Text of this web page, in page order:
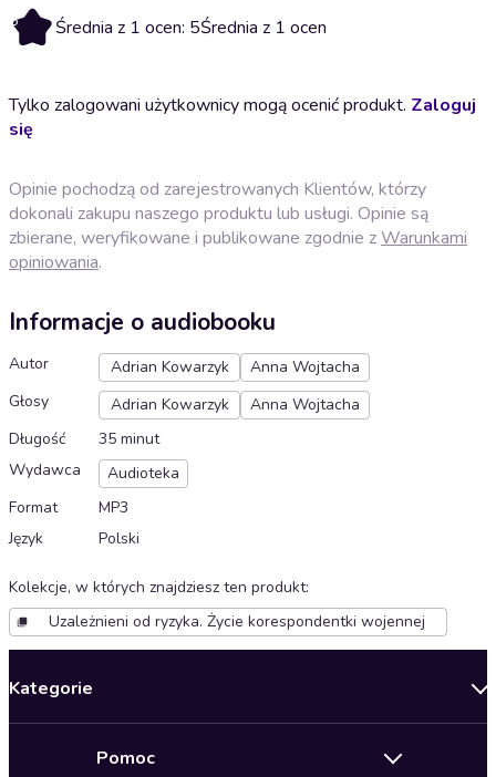
5 Średnia z 1 ocen: 5Średnia z 1 ocen
Tylko zalogowani użytkownicy mogą ocenić produkt. Zaloguj
się
Opinie pochodzą od zarejestrowanych Klientów, którzy
dokonali zakupu naszego produktu lub usługi. Opinie są
zbierane, weryfikowane i publikowane zgodnie zWarunkami
opiniowania.
Informacje o audiobooku
Autor Adrian Kowarzyk
Anna Wojtacha
Głosy
Adrian Kowarzyk
Anna Wojtacha
Długość
35 minut
Wydawca
Audioteka
Format
MP3
Język
Polski
Kolekcje, w których znajdziesz ten produkt:
Uzależnieni od ryzyka. Życie korespondentki wojennej
Kategorie
Pomoc